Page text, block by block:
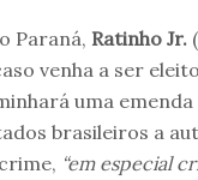
Paraná, Ratinho Jr.
venha a ser
uma
brasileiros a
“em especial